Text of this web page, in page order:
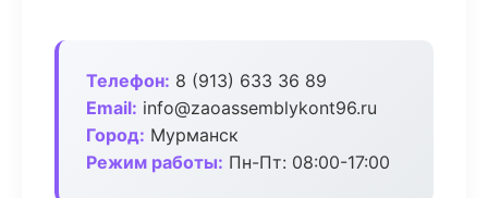
Телефон: 8 (913) 633 36 89
Email: info@zaoassemblykont96.ru
Город: Мурманск
Режим работы: Пн-Пт: 08:00-17:00